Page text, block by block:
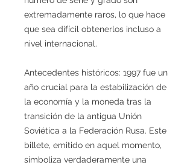
extremadamente raros, lo que hace
que sea difícil obtenerlos incluso a
nivel internacional.
Antecedentes históricos: 1997 fue un
año crucial para la estabilización de
la economía y la moneda tras la
transición de la antigua Unión
Soviética a la Federación Rusa. Este
billete, emitido en aquel momento,
simboliza verdaderamente una